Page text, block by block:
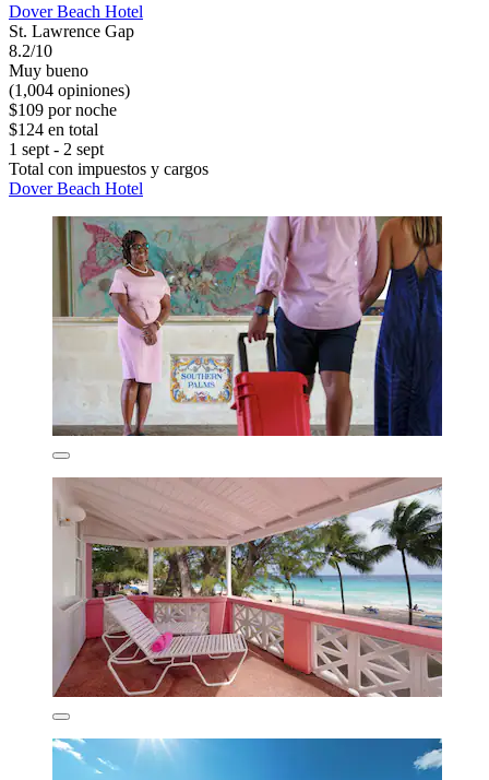
Dover Beach Hotel
St. Lawrence Gap
8.2/10
Muy bueno
(1,004 opiniones)
$109 por noche
$124 en total
1 sept - 2 sept
Total con impuestos y cargos
Dover Beach Hotel